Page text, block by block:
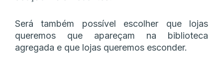
Será também possível escolher que lojas
queremos que apareçam na biblioteca
agregada e que lojas queremos esconder.